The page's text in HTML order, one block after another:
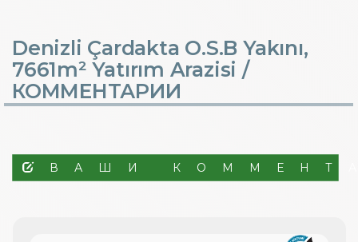
Denizli Çardakta O.S.B Yakını,
7661m² Yatırım Arazisi /
КОММЕНТАРИИ
ВАШИ